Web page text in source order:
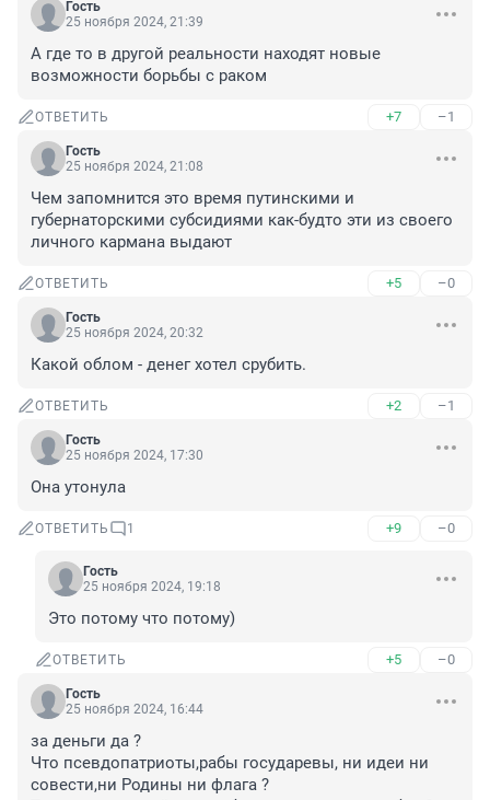
Гость
25 ноября 2024, 21:39
А где то в другой реальности находят новые
возможности борьбы с раком
ОТВЕТИТЬ +7 –1
Гость
25 ноября 2024, 21:08
Чем запомнится это время путинскими и
губернаторскими субсидиями как-будто эти из своего
личного кармана выдают
ОТВЕТИТЬ +5 –0
Гость
25 ноября 2024, 20:32
Какой облом - денег хотел срубить.
ОТВЕТИТЬ +2 –1
Гость
25 ноября 2024, 17:30
Она утонула
ОТВЕТИТЬ 1 +9 –0
Гость
25 ноября 2024, 19:18
Это потому что потому)
ОТВЕТИТЬ +5 –0
Гость
25 ноября 2024, 16:44
за деньги да ?
Что псевдопатриоты,рабы государевы, ни идеи ни
совести,ни Родины ни флага ?